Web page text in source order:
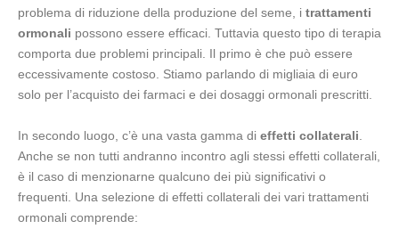
problema di riduzione della produzione del seme, i trattamenti
ormonali possono essere efficaci. Tuttavia questo tipo di terapia
comporta due problemi principali. Il primo è che può essere
eccessivamente costoso. Stiamo parlando di migliaia di euro
solo per l’acquisto dei farmaci e dei dosaggi ormonali prescritti.
In secondo luogo, c’è una vasta gamma di effetti collaterali
Anche se non tutti andranno incontro agli stessi effetti collaterali,
è il caso di menzionarne qualcuno dei più significativi o
frequenti. Una selezione di effetti collaterali dei vari trattamenti
ormonali comprende: